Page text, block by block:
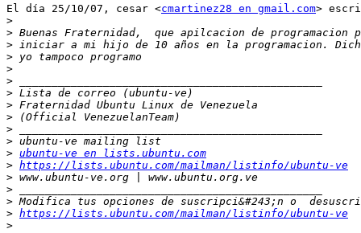
El día 25/10/07, cesar <cmartinez28 en gmail.com>
>
>
>
>
>
>
>
>
>
>
>
> ubuntu-ve en lists.ubuntu.com
> https://lists.ubuntu.com/mailman/listinfo/ubuntu-ve
>
>
>
> https://lists.ubuntu.com/mailman/listinfo/ubuntu-ve
>